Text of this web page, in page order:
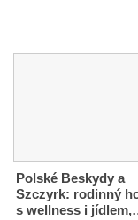
Polské Beskydy a
Szczyrk: rodinný
s wellness i